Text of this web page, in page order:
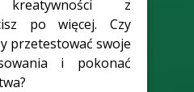
kreatywności z
po więcej. Czy
przetestować swoje
i pokonać